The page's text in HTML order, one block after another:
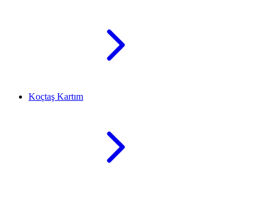
Koçtaş Kartım